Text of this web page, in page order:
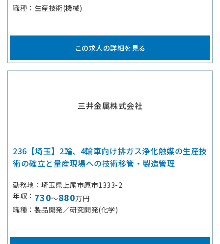
職種
生産技術(機械)
この求人の詳細を見る
三井金属株式会社
236【埼玉】2輪、4輪車向け排ガス浄化触媒の生産技
術の確立と量産現場への技術移管・製造管理
勤務地
埼玉県上尾市原市1333-2
年収
730～880万円
職種
製品開発／研究開発(化学)